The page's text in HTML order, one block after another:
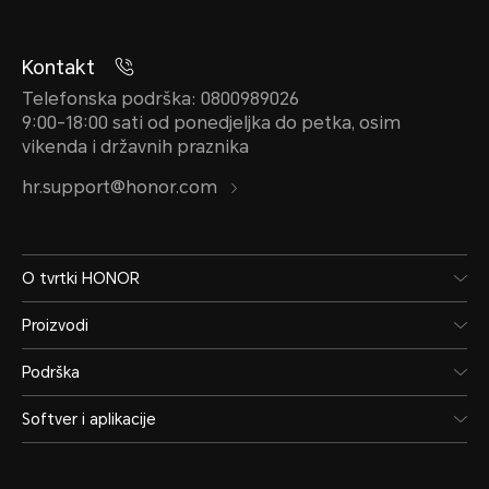
2G (GSM)
JDY-LX2
3G (WCDMA)
2G (GSM)
*Funkcije dostupne na aktivnoj
mreže operatera i primjene
Kontakt
Telefonska podrška: 0800989026
9:00-18:00 sati od ponedjeljka do petka, osim
vikenda i državnih praznika
hr.support@honor.com
O tvrtki HONOR
Proizvodi
Podrška
Softver i aplikacije